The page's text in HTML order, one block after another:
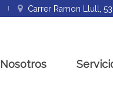
Carrer Ramon Llull,
Nosotros